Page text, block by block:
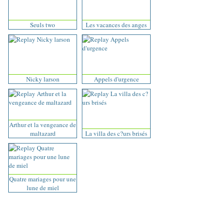
Seuls two Les vacances des anges
Nicky larson Appels d'urgence
Arthur et la vengeance de
maltazard
La villa des c?urs brisés
Quatre mariages pour une
lune de miel